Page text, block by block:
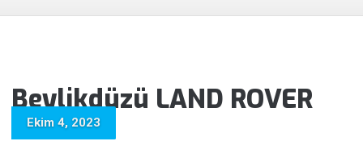
Beylikdüzü LAND ROVER
Servisi
Ekim 4, 2023